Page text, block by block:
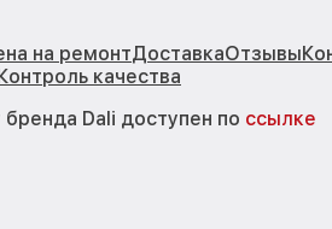
на ремонтДоставкаОтзывы
Контроль качества
Dali доступен по ссылке